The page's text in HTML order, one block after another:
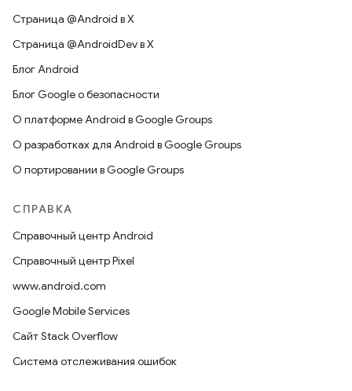
Страница @Android в X
Страница @AndroidDev в X
Блог Android
Блог Google о безопасности
О платформе Android в Google Groups
О разработках для Android в Google Groups
О портировании в Google Groups
СПРАВКА
Справочный центр Android
Справочный центр Pixel
www.android.com
Google Mobile Services
Сайт Stack Overflow
Система отслеживания ошибок